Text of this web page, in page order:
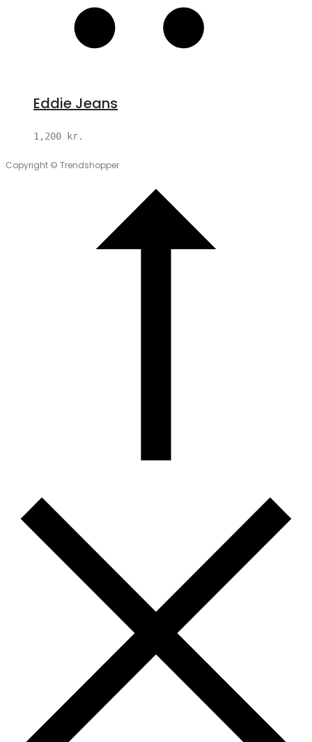
Eddie Jeans
1,200 kr.
Copyright © Trendshopper